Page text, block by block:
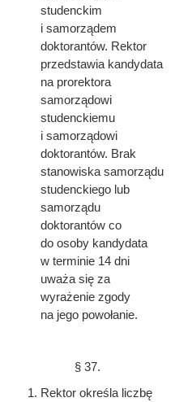
studenckim
i samorządem
doktorantów. Rektor
przedstawia kandydata
na prorektora
samorządowi
studenckiemu
i samorządowi
doktorantów. Brak
stanowiska samorządu
studenckiego lub
samorządu
doktorantów co
do osoby kandydata
w terminie 14 dni
uważa się za
wyrażenie zgody
na jego powołanie.
§ 37.
Rektor określa liczbę